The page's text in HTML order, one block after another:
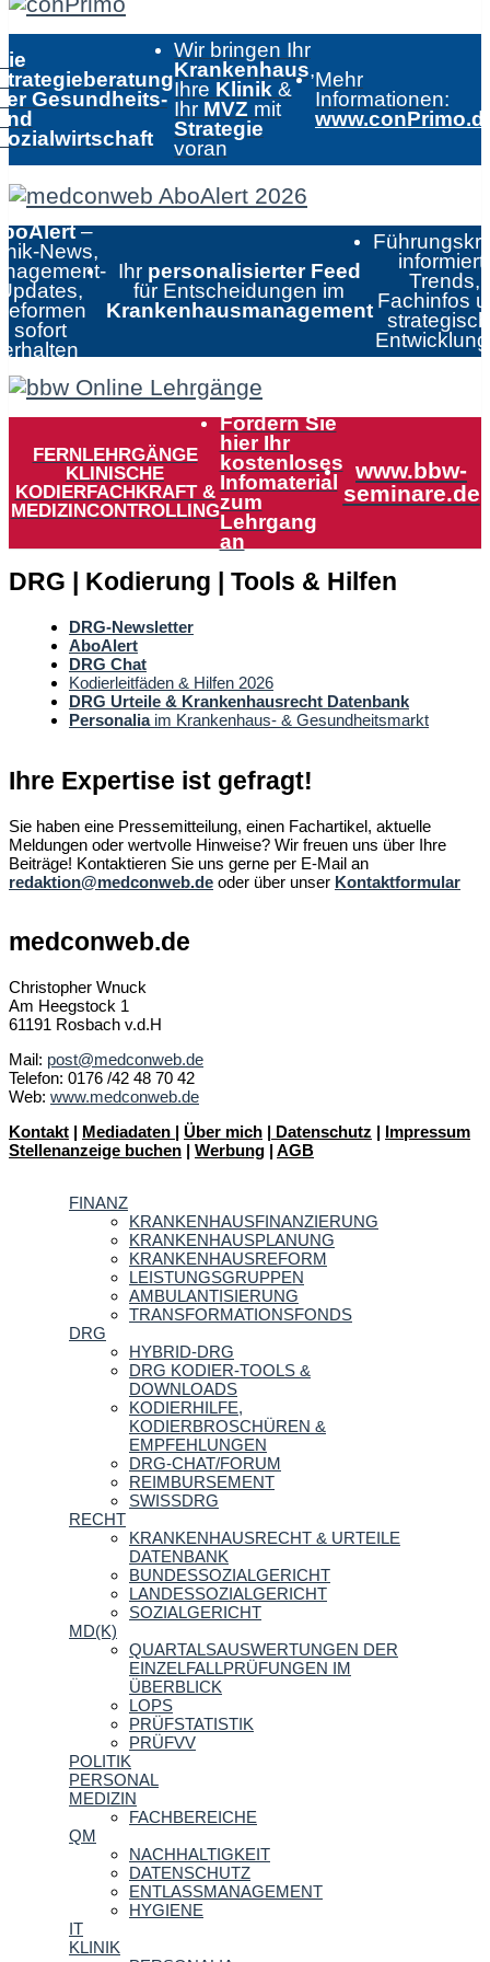
Gesundheits-
Wir bringen Ihr
Krankenhaus,
Ihre Klinik &
Ihr MVZ mit
Strategie
voran
Mehr
Informationen:
–
News,
sofort
erhalten
Ihr personalisierter Feed
für Entscheidungen im
Krankenhausmanagement
informiert:
Trends,
Fachinfos
FERNLEHRGÄNGE
KLINISCHE
KODIERFACHKRAFT &
MEDIZINCONTROLLING
Fordern Sie
hier Ihr
kostenloses
Infomaterial
zum
Lehrgang
an
www.bbw-
seminare.de
DRG | Kodierung | Tools & Hilfen
DRG-Newsletter
AboAlert
DRG Chat
Kodierleitfäden & Hilfen 2026
DRG Urteile & Krankenhausrecht Datenbank
Personaliaim Krankenhaus- & Gesundheitsmarkt
Ihre Expertise ist gefragt!
Sie haben eine Pressemitteilung, einen Fachartikel, aktuelle
Meldungen oder wertvolle Hinweise? Wir freuen uns über Ihre
Beiträge! Kontaktieren Sie uns gerne per E-Mail an
redaktion@medconweb.de oder über unser Kontaktformular
medconweb.de
Christopher Wnuck
Am Heegstock 1
61191 Rosbach v.d.H
Mail: post@medconweb.de
Telefon: 0176 /42 48 70 42
Web: www.medconweb.de
Kontakt | Mediadaten | Über mich | Datenschutz | Impressum
Stellenanzeige buchen | Werbung | AGB
FINANZ
KRANKENHAUSFINANZIERUNG
KRANKENHAUSPLANUNG
KRANKENHAUSREFORM
LEISTUNGSGRUPPEN
AMBULANTISIERUNG
TRANSFORMATIONSFONDS
DRG
HYBRID-DRG
DRG KODIER-TOOLS &
DOWNLOADS
KODIERHILFE,
KODIERBROSCHÜREN &
EMPFEHLUNGEN
DRG-CHAT/FORUM
REIMBURSEMENT
SWISSDRG
RECHT
KRANKENHAUSRECHT & URTEILE
DATENBANK
BUNDESSOZIALGERICHT
LANDESSOZIALGERICHT
SOZIALGERICHT
MD(K)
QUARTALSAUSWERTUNGEN DER
EINZELFALLPRÜFUNGEN IM
ÜBERBLICK
LOPS
PRÜFSTATISTIK
PRÜFVV
POLITIK
PERSONAL
MEDIZIN
FACHBEREICHE
QM
NACHHALTIGKEIT
DATENSCHUTZ
ENTLASSMANAGEMENT
HYGIENE
IT
KLINIK